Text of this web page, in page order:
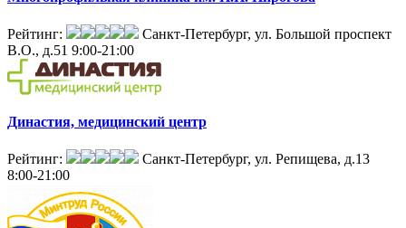
Рейтинг:
Санкт-Петербург, ул. Большой проспект
В.О., д.51 9:00-21:00
Династия, медицинский центр
Рейтинг:
Санкт-Петербург, ул. Репищева, д.13
8:00-21:00